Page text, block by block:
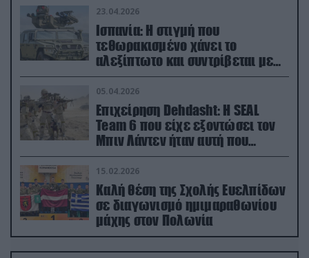
23.04.2026
Ισπανία: Η στιγμή που
τεθωρακισμένο χάνει το
αλεξίπτωτο και συντρίβεται με
ορμή στο έδαφος (βίντεο)
05.04.2026
Επιχείρηση Dehdasht: Η SEAL
Team 6 που είχε εξοντώσει τον
Μπιν Λάντεν ήταν αυτή που
διέσωσε τον πιλότο του F-15
15.02.2026
Καλή θέση της Σχολής Ευελπίδων
σε διαγωνισμό ημιμαραθωνίου
μάχης στον Πολωνία